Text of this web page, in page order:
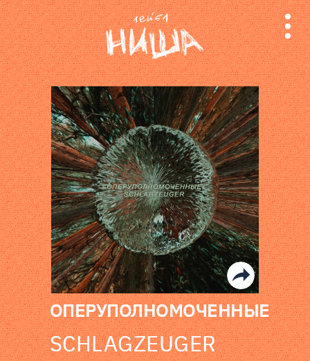
релизы
лейбл
поиск
ОПЕРУПОЛНОМОЧЕННЫЕ
SCHLAGZEUGER